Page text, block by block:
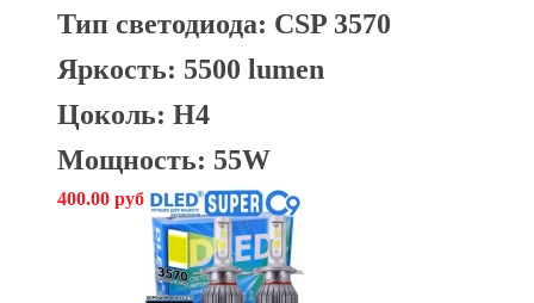
Тип светодиода: CSP 3570
Яркость: 5500 lumen
Цоколь: H4
Мощность: 55W
400.00 руб